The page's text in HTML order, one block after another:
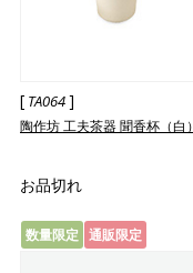
[ TA064]
陶作坊 工夫茶器 聞香杯（白）
お品切れ
数量限定 通販限定